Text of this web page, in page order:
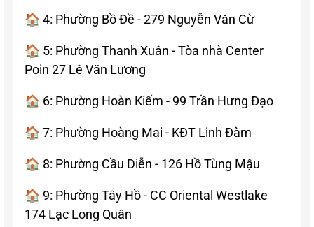
🏠 4: Phường Bồ Đề - 279 Nguyễn Văn Cừ
🏠 5: Phường Thanh Xuân - Tòa nhà Center
Poin 27 Lê Văn Lương
🏠 6: Phường Hoàn Kiếm - 99 Trần Hưng Đạo
🏠 7: Phường Hoàng Mai - KĐT Linh Đàm
🏠 8: Phường Cầu Diễn - 126 Hồ Tùng Mậu
🏠 9: Phường Tây Hồ - CC Oriental Westlake
174 Lạc Long Quân